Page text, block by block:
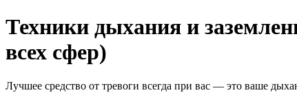
Техники дыхания и
всех сфер)
Лучшее средство от тревоги всегда при вас — это ваше